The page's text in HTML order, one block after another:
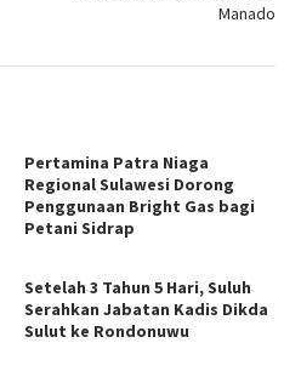
Manado
Pertamina Patra Niaga
Regional Sulawesi Dorong
Penggunaan Bright Gas bagi
Petani Sidrap
Setelah 3 Tahun 5 Hari, Suluh
Serahkan Jabatan Kadis Dikda
Sulut ke Rondonuwu